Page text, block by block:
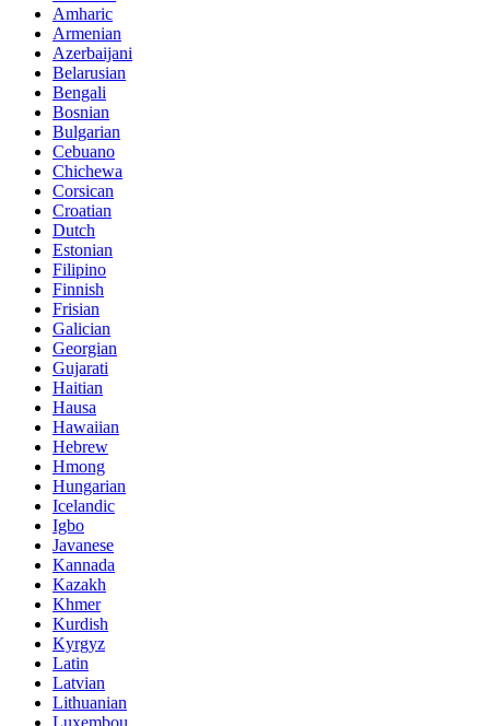
Amharic
Armenian
Azerbaijani
Belarusian
Bengali
Bosnian
Bulgarian
Cebuano
Chichewa
Corsican
Croatian
Dutch
Estonian
Filipino
Finnish
Frisian
Galician
Georgian
Gujarati
Haitian
Hausa
Hawaiian
Hebrew
Hmong
Hungarian
Icelandic
Igbo
Javanese
Kannada
Kazakh
Khmer
Kurdish
Kyrgyz
Latin
Latvian
Lithuanian
Luxembou..